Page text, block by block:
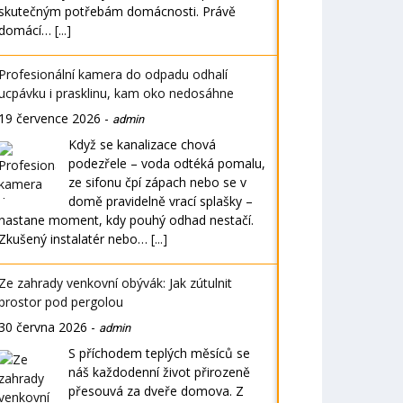
potřebám domácnosti. Právě
[...]
kamera do odpadu odhalí
i prasklinu, kam oko nedosáhne
července 2026 - admin
Když se kanalizace chová
podezřele – voda odtéká pomalu,
ze sifonu čpí zápach nebo se v
domě pravidelně vrací splašky –
moment, kdy pouhý odhad nestačí.
instalatér nebo… [...]
zahrady venkovní obývák: Jak zútulnit
pod pergolou
června 2026 - admin
S příchodem teplých měsíců se
náš každodenní život přirozeně
přesouvá za dveře domova. Z